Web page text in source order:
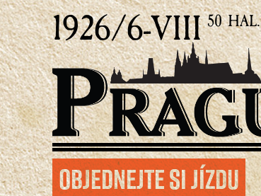
1926/6-VIII 50 HAL.
OBJEDNEJTE SI JÍZDU